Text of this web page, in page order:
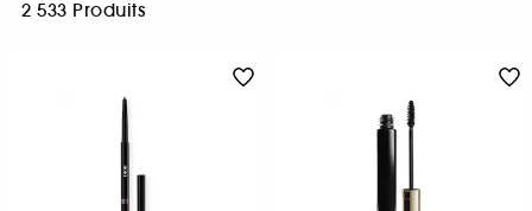
2 533 Produits